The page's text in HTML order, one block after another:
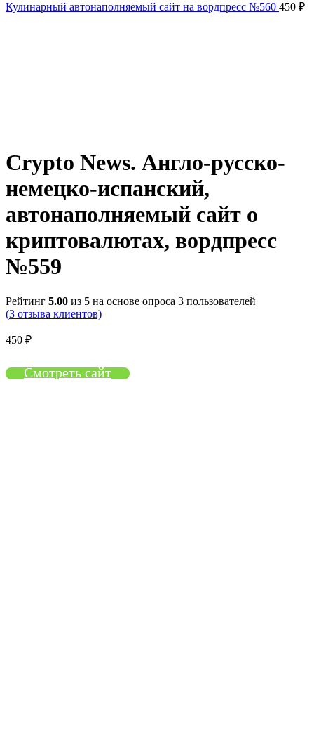
Кулинарный автонаполняемый сайт на вордпресс №560 450 ₽
Crypto News. Англо-русско-
немецко-испанский,
автонаполняемый сайт о
криптовалютах, вордпресс
№559
Рейтинг 5.00 из 5 на основе опроса 3 пользователей
(3 отзыва клиентов)
450 ₽
Смотреть сайт